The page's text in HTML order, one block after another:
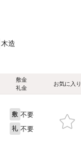
木造
敷金
礼金
お気に入り
敷 不要
礼 不要